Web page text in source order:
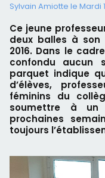
Sylvain Amiotte le Mardi
Ce jeune
deux balles à son
2016. Dans le
confondu aucun
parquet indique
d’élèves,
féminins du
soumettre à un
prochaines
toujours